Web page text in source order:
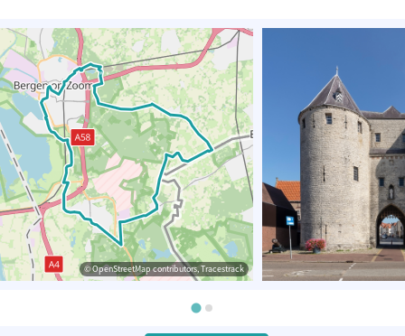
© OpenStreetMap contributors, Tracestrack